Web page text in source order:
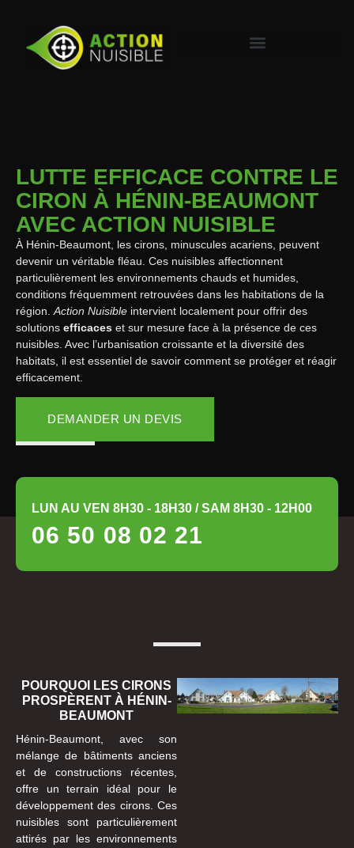
LUTTE EFFICACE CONTRE LE
CIRON À HÉNIN-BEAUMONT
AVEC ACTION NUISIBLE
À Hénin-Beaumont, les cirons, minuscules acariens, peuvent
devenir un véritable fléau. Ces nuisibles affectionnent
particulièrement les environnements chauds et humides,
conditions fréquemment retrouvées dans les habitations de la
région. Action Nuisible intervient localement pour offrir des
solutions efficaces et sur mesure face à la présence de ces
nuisibles. Avec l’urbanisation croissante et la diversité des
habitats, il est essentiel de savoir comment se protéger et réagir
efficacement.
DEMANDER UN DEVIS
LUN AU VEN 8H30 - 18H30 / SAM 8H30 - 12H00
06 50 08 02 21
POURQUOI LES CIRONS
PROSPÈRENT À HÉNIN-
BEAUMONT
Hénin-Beaumont, avec son
mélange de bâtiments anciens
et de constructions récentes,
offre un terrain idéal pour le
développement des cirons. Ces
nuisibles sont particulièrement
attirés par les environnements